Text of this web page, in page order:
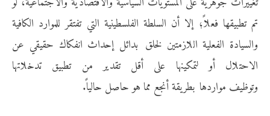
تم تطبيقها فعلاً؛ إلا أن السلطة الفلسطينية التي تفتقر للموارد الكافية
والسيادة الفعلية اللازمتين لخلق بدائل إحداث انفكاك حقيقي عن
الاحتلال أو لتمكينها على أقل تقدير من تطبيق تدخلاتها
وتوظيف مواردها بطريقة أنجع مما هو حاصل حالياً.